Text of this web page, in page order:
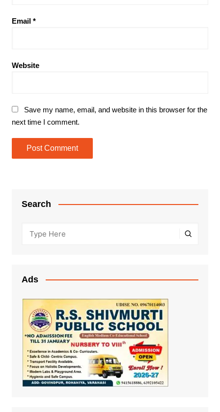
Email *
Website
Save my name, email, and website in this browser for the
next time I comment.
Search
Ads